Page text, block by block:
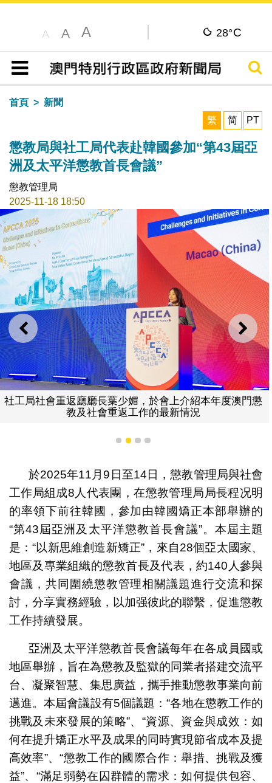
A A A 28°C
目錄
搜尋
首頁
新聞
繁
简 PT
懲教局與社工局代表赴韓國參加“第43屆亞
洲及太平洋懲教首長會議”
懲教管理局
2025-11-18 18:50
上一則 下一
社工局社會重返廳廳長葉少媚，於會上介紹本年度澳門懲
教及社會重返工作的最新情況
1 2 3 4
於2025年11月9日至14日，懲教管理局與社會
工作局組成8人代表團，在懲教管理局局長程况明
的率領下前往韓國，參加由韓國矯正本部舉辦的
“第43屆亞洲及太平洋懲教首長會議”。本屆主題
是：“以新思維創造新矯正”，來自28個亞太國家、
地區及專業組織的懲教首長及代表，約140人參與
會議，共同圍繞懲教管理相關議題進行交流和探
討，分享實務經驗，以加强彼此的聯繫，促進懲教
工作持續發展。
亞洲及太平洋懲教首長會議每年在各成員國或
地區舉辦，旨在為懲教及監獄的同業者搭建交流平
台、凝聚智慧、集思廣益，攜手推動懲教事業向前
邁進。本屆會議設有5個議題：“各地在懲教工作的
挑戰及未來發展的策略”、“資源、資金與成效：如
何在提升矯正水平及成果的同時實現節省成本及提
高效率”、“懲教工作的國際合作：舉措、挑戰及獲
益”、“滿足弱勢在囚群體的需求：如何提供包容、